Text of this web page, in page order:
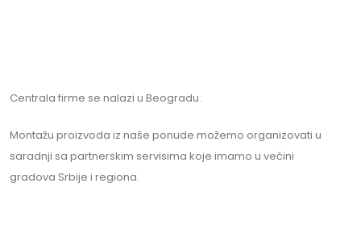
Centrala firme se nalazi u Beogradu.
Montažu proizvoda iz naše ponude možemo organizovati u
saradnji sa partnerskim servisima koje imamo u većini
gradova Srbije i regiona.